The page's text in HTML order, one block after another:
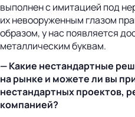
выполнен с имитацией под
их невооруженным глазом
образом, у нас появляется
металлическим буквам.
— Какие нестандартные
на рынке и можете ли вы
нестандартных проектов,
компанией?